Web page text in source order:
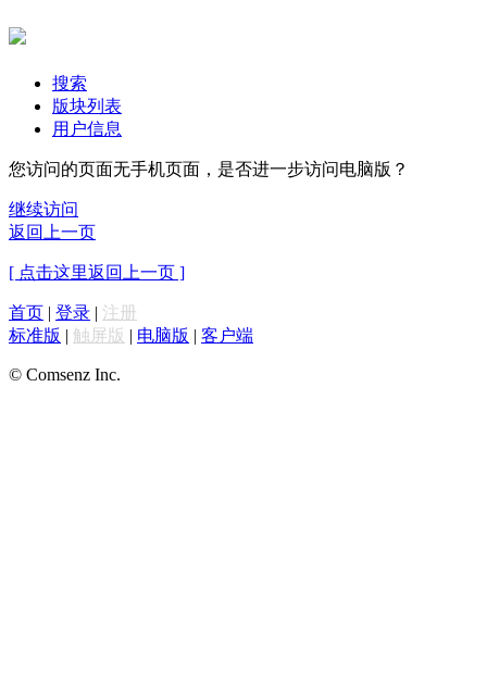
搜索
版块列表
用户信息
您访问的页面无手机页面，是否进一步访问电脑版？
继续访问
返回上一页
[ 点击这里返回上一页 ]
首页 | 登录 | 注册
标准版 | 触屏版 | 电脑版 | 客户端
© Comsenz Inc.